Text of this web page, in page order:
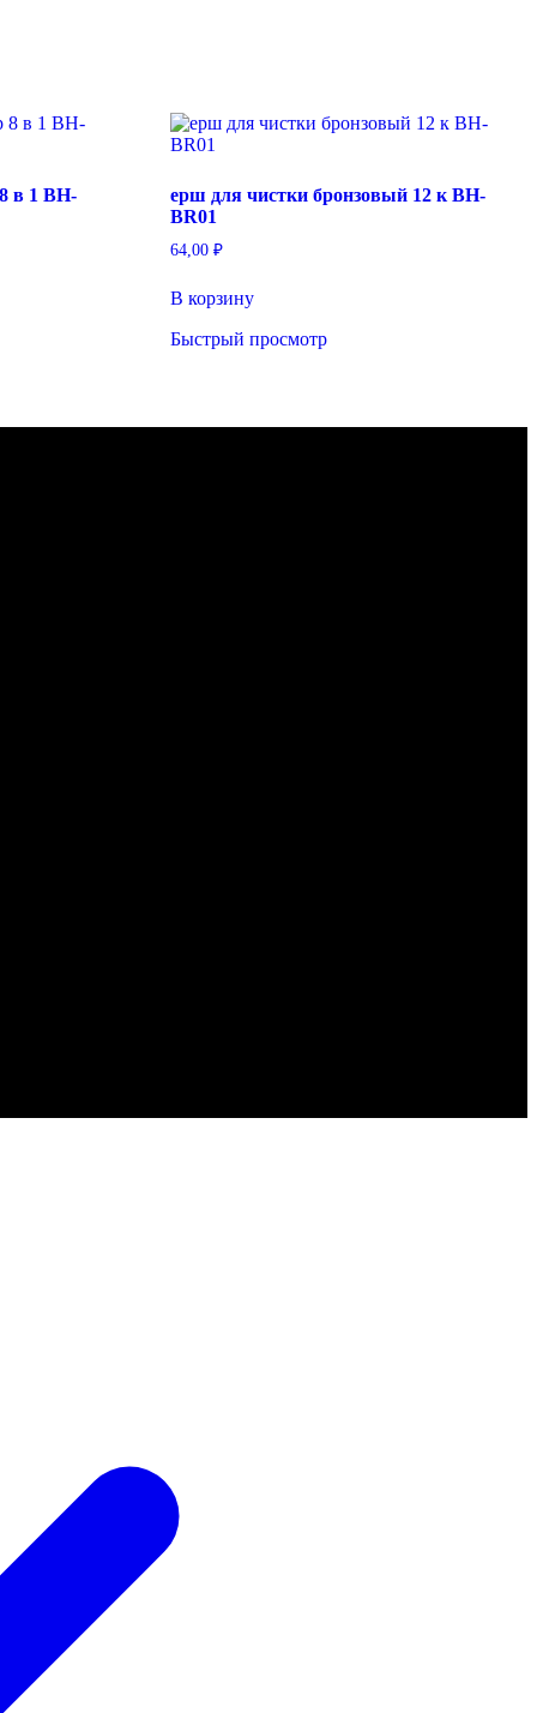
в 1 BH-
ерш для чистки бронзовый 12 к BH-
BR01
64,00 ₽
В корзину
Быстрый просмотр